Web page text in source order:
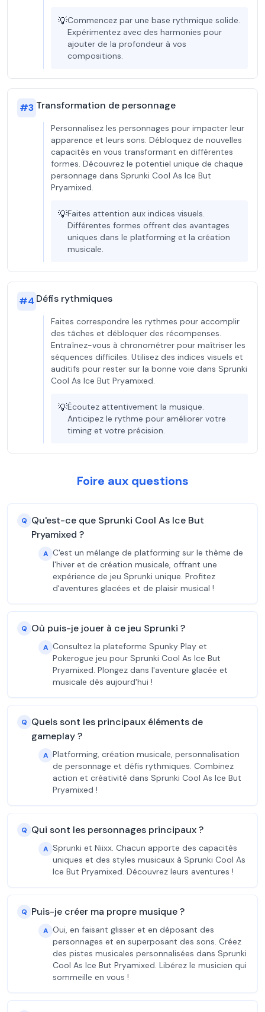
💡Commencez par une base rythmique solide.
Expérimentez avec des harmonies pour
ajouter de la profondeur à vos
compositions.
#3 Transformation de personnage
Personnalisez les personnages pour impacter leur
apparence et leurs sons. Débloquez de nouvelles
capacités en vous transformant en différentes
formes. Découvrez le potentiel unique de chaque
personnage dans Sprunki Cool As Ice But
Pryamixed.
💡Faites attention aux indices visuels.
Différentes formes offrent des avantages
uniques dans le platforming et la création
musicale.
#4 Défis rythmiques
Faites correspondre les rythmes pour accomplir
des tâches et débloquer des récompenses.
Entraînez-vous à chronométrer pour maîtriser les
séquences difficiles. Utilisez des indices visuels et
auditifs pour rester sur la bonne voie dans Sprunki
Cool As Ice But Pryamixed.
💡Écoutez attentivement la musique.
Anticipez le rythme pour améliorer votre
timing et votre précision.
Foire aux questions
Q Qu'est-ce que Sprunki Cool As Ice But
Pryamixed ?
A C'est un mélange de platforming sur le thème de
l'hiver et de création musicale, offrant une
expérience de jeu Sprunki unique. Profitez
d'aventures glacées et de plaisir musical !
Q Où puis-je jouer à ce jeu Sprunki ?
A Consultez la plateforme Spunky Play et
Pokerogue jeu pour Sprunki Cool As Ice But
Pryamixed. Plongez dans l'aventure glacée et
musicale dès aujourd'hui !
Q Quels sont les principaux éléments de
gameplay ?
A Platforming, création musicale, personnalisation
de personnage et défis rythmiques. Combinez
action et créativité dans Sprunki Cool As Ice But
Pryamixed !
Q Qui sont les personnages principaux ?
A Sprunki et Niixx. Chacun apporte des capacités
uniques et des styles musicaux à Sprunki Cool As
Ice But Pryamixed. Découvrez leurs aventures !
Q Puis-je créer ma propre musique ?
A Oui, en faisant glisser et en déposant des
personnages et en superposant des sons. Créez
des pistes musicales personnalisées dans Sprunki
Cool As Ice But Pryamixed. Libérez le musicien qui
sommeille en vous !